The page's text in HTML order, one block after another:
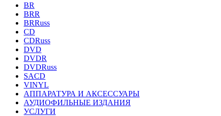
BR
BRR
BRRuss
CD
CDRuss
DVD
DVDR
DVDRuss
SACD
VINYL
АППАРАТУРА И АКСЕССУАРЫ
АУДИОФИЛЬНЫЕ ИЗДАНИЯ
УСЛУГИ